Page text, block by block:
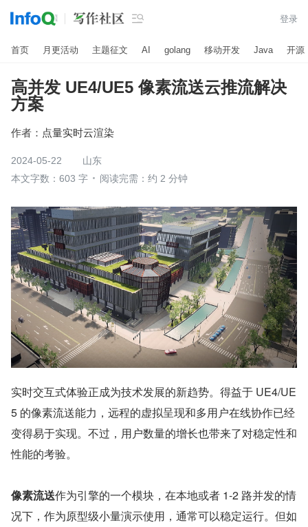
 登录
首页 月更活动 主题征文 AI golang 移动开发 Java 开源
高并发 UE4/UE5 像素流送云推流解决
方案
作者： 点量实时云渲染
2024-05-22
山东
本文字数：603 字
阅读完需：约 2 分钟
实时交互式体验正成为技术发展的新趋势。得益于 UE4/UE
5 的像素流送能力，远程的虚拟呈现和多用户在线协作已经
变得易于实现。不过，用户数量的增长也带来了对稳定性和
性能的考验。
像素流送作为引擎的一个模块，在本地或者 1-2 路并发的情
况下，作为原型级小量演示使用，通常可以稳定运行。但如